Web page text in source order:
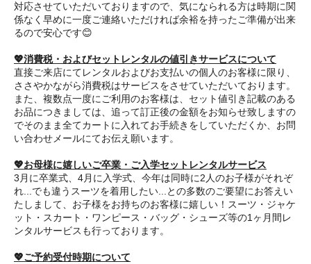
対応させていただいておりますので、気になられる方は時期に関
係なく早めに一度ご連絡いただければ余裕を持ったご準備が出来
るので安心です😊
💖消費税・およびセットレンタルの値引きサービスについて
直接ご来店にてレンタルおよびお支払いの個人のお客様に限り、
ささやかながら消費税はサービスをさせていただいております。
また、複数点一度にご利用のお客様は、セット値引き記載のある
お品につきましては、追って訂正後の金額をお知らせ致しますの
でそのまま全てカートに入れてお手続きをしていただくか、お問
い合わせメールにてお伝え願います。
💖お母様に嬉しいご卒業・ご入学セットレンタルサービス
3月に卒業式、4月に入学式、今年は同時に2人のお子様がそれぞ
れ...でも違うスーツを着用したい...との多数のご要望にお答えい
たしまして、お子様をお持ちのお客様に嬉しい！スーツ・ジャケ
ット・スカート・ワンピース・バッグ・シューズ等の1ヶ月間レ
ンタルサービスも行っております。
💖ご予約受付時期について